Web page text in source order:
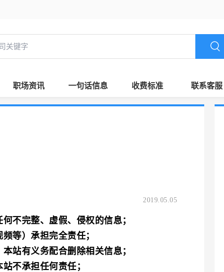
职场资讯 一句话信息 收费标准 联系客服
2019.05.05
不完整、虚假、侵权的信息；
等）承担完全责任；
站有义务配合删除相关信息；
不承担任何责任；